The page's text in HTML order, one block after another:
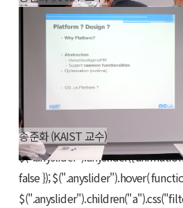
송준화 (KAIST 교수)
$(".anyslider").anyslider({
false }); $(".anyslider").hover(